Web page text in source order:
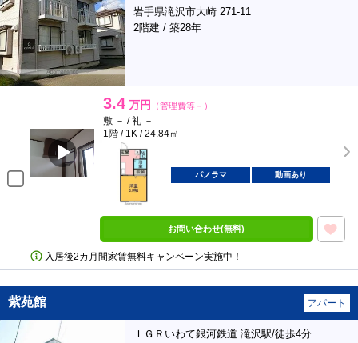
岩手県滝沢市大崎 271-11
2階建 / 築28年
3.4 万円 （管理費等－）
敷 － / 礼 －
1階 / 1K / 24.84㎡
パノラマ 動画あり
お問い合わせ(無料)
入居後2カ月間家賃無料キャンペーン実施中！
紫苑館 アパート
ＩＧＲいわて銀河鉄道 滝沢駅/徒歩4分